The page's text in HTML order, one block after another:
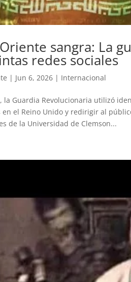
sangra: La
redes sociales
| Jun 6, 2026 | Internacional
la Guardia Revolucionaria utilizó
en el Reino Unido y redirigir al
de la Universidad de Clemson...